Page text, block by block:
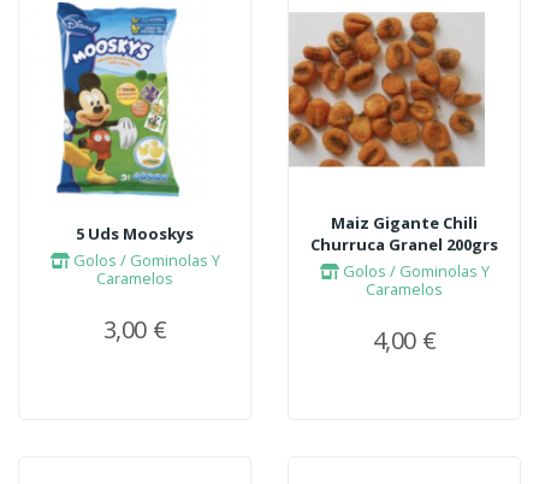
5 Uds Mooskys
Golos / Gominolas Y
Caramelos
3,00 €
Maiz Gigante Chili
Churruca Granel 200grs
Golos / Gominolas Y
Caramelos
4,00 €